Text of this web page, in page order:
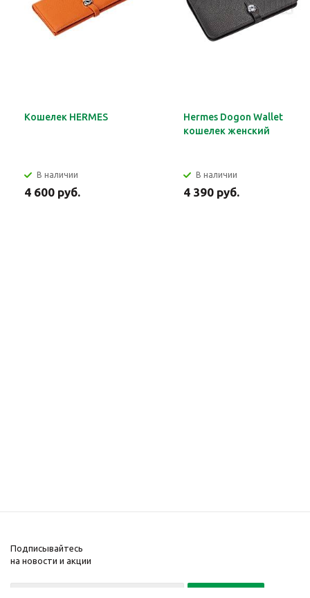
Кошелек HERMES
В наличии
4 600 руб.
Hermes Dogon Wallet
кошелек женский
В наличии
4 390 руб.
Подписывайтесь
на новости и акции